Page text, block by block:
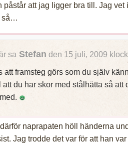
påstår att jag ligger bra till. Jag vet
så…
saStefan den 15 juli, 2009
att framsteg görs som du själv
att du har skor med stålhätta så att
naprapaten höll händerna
Jag trodde det var för att han